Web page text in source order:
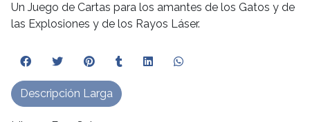
Un Juego de Cartas para los amantes de los Gatos y de
las Explosiones y de los Rayos Láser.
Descripción Larga